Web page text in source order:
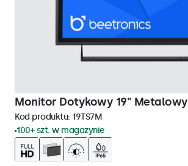
Monitor Dotykowy 19" Metalowy
Kod produktu: 19TS7M
100+ szt. w magazynie